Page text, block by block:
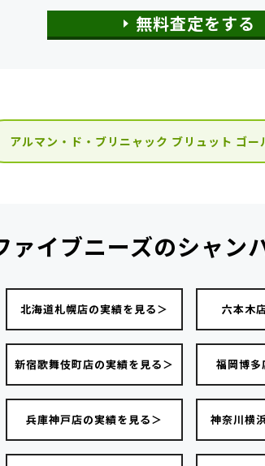
無料査定をする
アルマン・ド・ブリニャック ブリュット ゴー
ァイブニーズのシャン
北海道札幌店の実績を見る＞ 六本木
新宿歌舞伎町店の実績を見る＞ 福岡博多
兵庫神戸店の実績を見る＞ 神奈川横